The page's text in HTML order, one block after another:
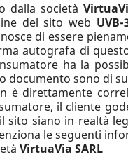
dalla società
del sito web
di essere
autografa di
ha la
sono di
direttamente
il cliente
siano in realtà
le seguenti
VirtuaVia SARL